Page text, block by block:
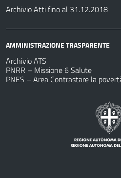
Archivio Atti fino al 31.12.2018
AMMINISTRAZIONE TRASPARENTE
Archivio ATS
PNRR – Missione 6 Salute
PNES – Area Contrastare la